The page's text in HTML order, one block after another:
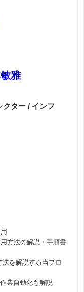
雅
クター / インフ
方法の解説・手順書
を解説する当ブロ
業自動化も解説